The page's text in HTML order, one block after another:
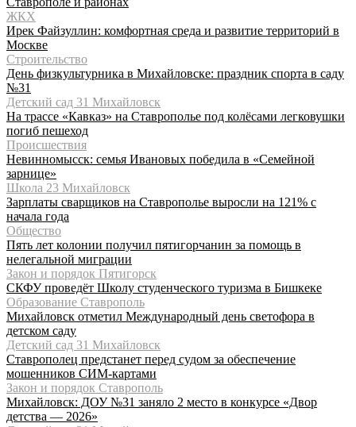
ЖКХ
Ирек Файзуллин: комфортная среда и развитие территорий в
Москве
Строительство
День физкультурника в Михайловске: праздник спорта в саду
№31
Детский сад 31 Михайловск
На трассе «Кавказ» на Ставрополье под колёсами легковушки
погиб пешеход
Происшествия
Невинномысск: семья Ивановых победила в «Семейной
зарнице»
Школа 23 Михайловск
Зарплаты сварщиков на Ставрополье выросли на 121% с
начала года
Общество
Пять лет колонии получил пятигорчанин за помощь в
нелегальной миграции
Закон и порядок Пятигорск
СКФУ проведёт Школу студенческого туризма в Бишкеке
Образование Ставрополь
Михайловск отметил Международный день светофора в
детском саду
Детский сад 31 Михайловск
Ставрополец предстанет перед судом за обеспечение
мошенников СИМ-картами
Закон и порядок Ставрополь
Михайловск: ДОУ №31 заняло 2 место в конкурсе «Двор
детства — 2026»